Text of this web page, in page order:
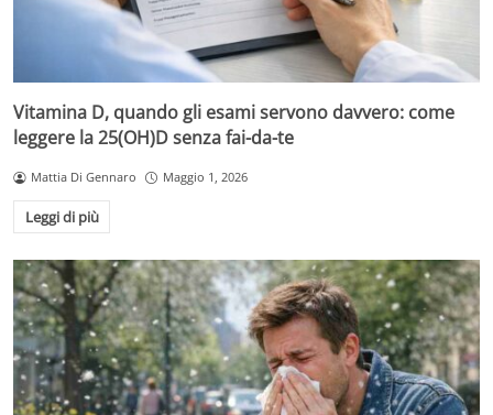
Vitamina D, quando gli esami servono davvero: come
leggere la 25(OH)D senza fai-da-te
Mattia Di Gennaro Maggio 1, 2026
Leggi di più